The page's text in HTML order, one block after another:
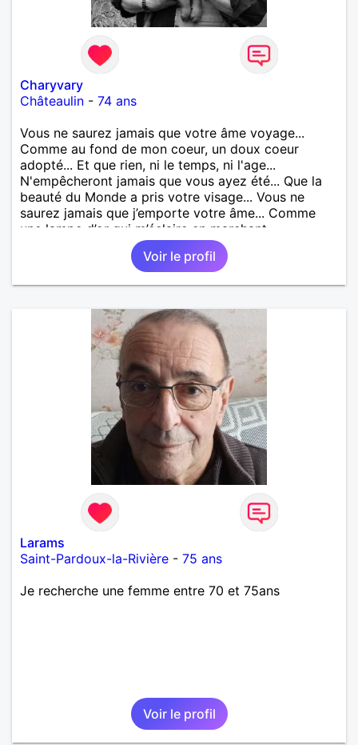
Charyvary
Châteaulin - 74 ans
Vous ne saurez jamais que votre âme voyage...
Comme au fond de mon coeur, un doux coeur
adopté... Et que rien, ni le temps, ni l'age...
N'empêcheront jamais que vous ayez été... Que la
beauté du Monde a pris votre visage... Vous ne
saurez jamais que j’emporte votre âme... Comme
une lampe d’or qui m’éclaire en marchant...
Voir le profil
Larams
Saint-Pardoux-la-Rivière - 75 ans
Je recherche une femme entre 70 et 75ans
Voir le profil